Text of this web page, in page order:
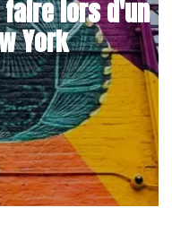
lors d'un
York